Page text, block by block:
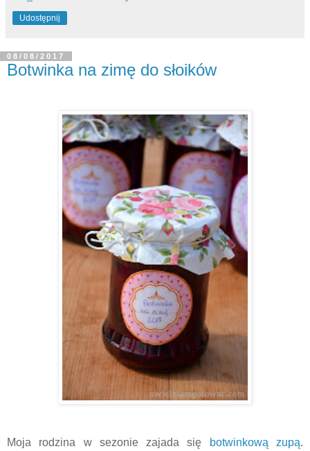
Udostępnij
08/08/2017
Botwinka na zimę do słoików
Moja rodzina w sezonie zajada się botwinkową zupą.